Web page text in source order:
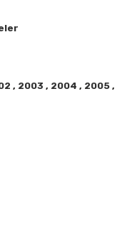
, 2003, 2004, 2005,